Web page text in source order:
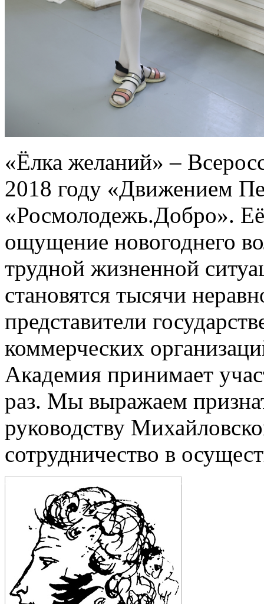
«Ёлка желаний» –
2018 году «Движением
«Росмолодежь.Добро».
ощущение новогоднего
трудной жизненной
становятся тысячи
представители
коммерческих
Академия принимает
раз. Мы выражаем
руководству
сотрудничество в